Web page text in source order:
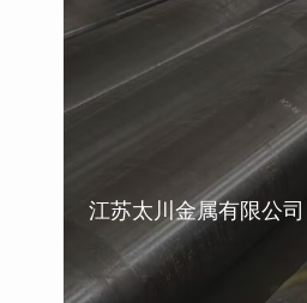
江苏太川金属有限公